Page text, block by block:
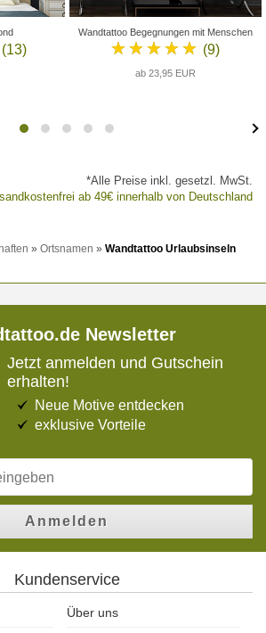
(13)
Wandtattoo Begegnungen mit Menschen
★★★★★ (9)
ab 23,95 EUR
*Alle Preise inkl. gesetzl. MwSt.
ab 49€ innerhalb von Deutschland
» Ortsnamen » Wandtattoo Urlaubsinseln
Newsletter
Jetzt anmelden und Gutschein
erhalten!
Neue Motive entdecken
exklusive Vorteile
Anmelden
Kundenservice
Über uns